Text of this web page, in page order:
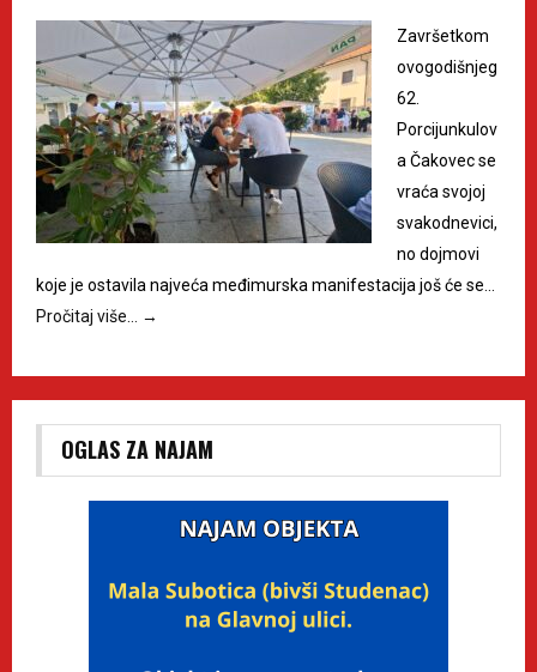
Završetkom
ovogodišnjeg
62.
Porcijunkulov
a Čakovec se
vraća svojoj
svakodnevici,
no dojmovi
koje je ostavila najveća međimurska manifestacija još će se…
Pročitaj više…
→
OGLAS ZA NAJAM